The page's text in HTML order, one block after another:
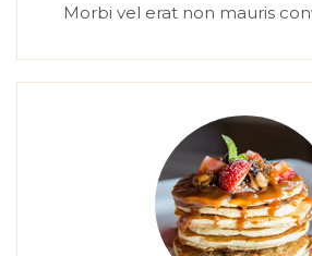
Morbi vel erat non mauris